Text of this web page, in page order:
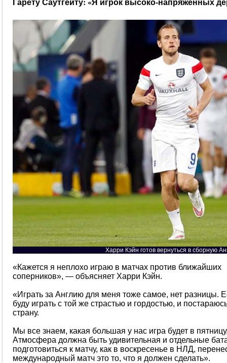
Харри Кэйн готов вернуться в сборную
«Кажется я неплохо играю в матчах против ближайших
соперников», — объясняет Харри Кэйн.
«Играть за Англию для меня тоже самое, нет разницы.
буду играть с той же страстью и гордостью, и
страну.
Мы все знаем, какая большая у нас игра будет в
Атмосфера должна быть удивительная и отдельные
подготовиться к матчу, как в воскресенье в НЛД,
международный матч это то, что я должен сделать».